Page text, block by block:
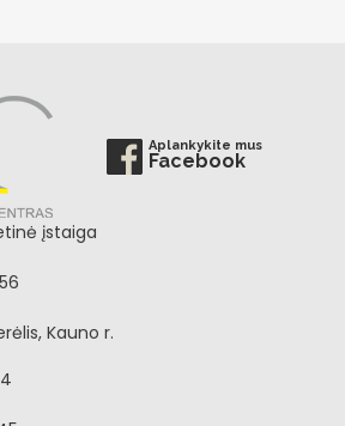
Aplankykite mus
Facebook
įstaiga
Kauno r.